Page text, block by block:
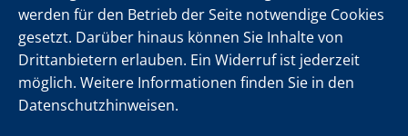
werden für den Betrieb der Seite notwendige Cookies
gesetzt. Darüber hinaus können Sie Inhalte von
Drittanbietern erlauben. Ein Widerruf ist jederzeit
möglich. Weitere Informationen finden Sie in den
Datenschutzhinweisen.
Folgen Sie uns